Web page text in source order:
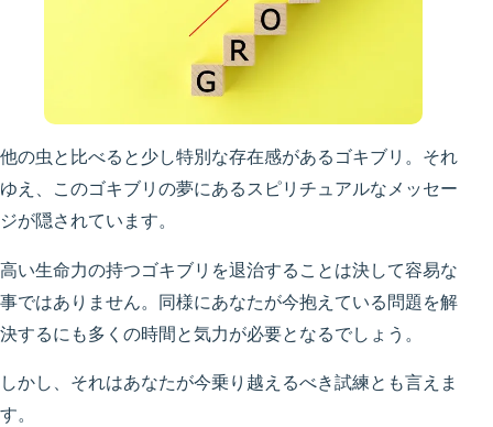
他の虫と比べると少し特別な存在感があるゴキブリ。それ
ゆえ、このゴキブリの夢にあるスピリチュアルなメッセー
ジが隠されています。
高い生命力の持つゴキブリを退治することは決して容易な
事ではありません。同様にあなたが今抱えている問題を解
決するにも多くの時間と気力が必要となるでしょう。
しかし、それはあなたが今乗り越えるべき試練とも言えま
す。